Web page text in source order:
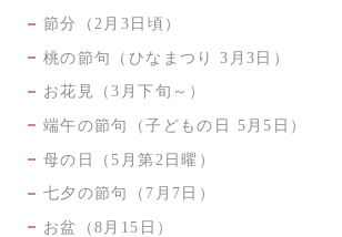
節分（2月3日頃）
桃の節句（ひなまつり 3月3日）
お花見（3月下旬～）
端午の節句（子どもの日 5月5日）
母の日（5月第2日曜）
七夕の節句（7月7日）
お盆（8月15日）